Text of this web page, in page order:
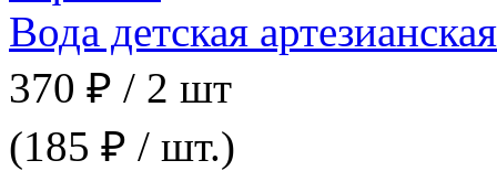
Вода детская
370 ₽ / 2 шт
(185 ₽ / шт.)